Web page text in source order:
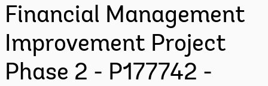
Financial Management
Improvement Project
Phase 2 - P177742 -